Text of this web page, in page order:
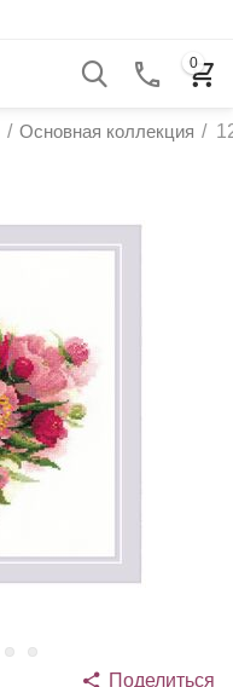
0
/ Основная коллекция /
Поделиться